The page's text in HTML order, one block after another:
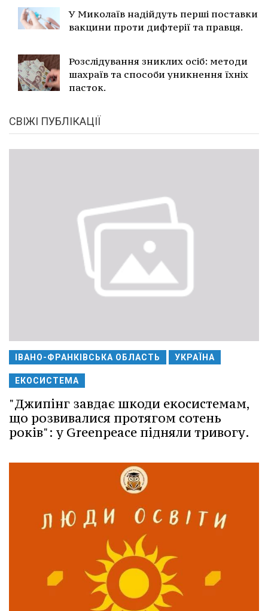
У Миколаїв надійдуть перші поставки
вакцини проти дифтерії та правця.
Розслідування зниклих осіб: методи
шахраїв та способи уникнення їхніх
пасток.
СВІЖІ ПУБЛІКАЦІЇ
ІВАНО-ФРАНКІВСЬКА ОБЛАСТЬ УКРАЇНА
ЕКОСИСТЕМА
"Джипінг завдає шкоди екосистемам,
що розвивалися протягом сотень
років": у Greenpeace підняли тривогу.